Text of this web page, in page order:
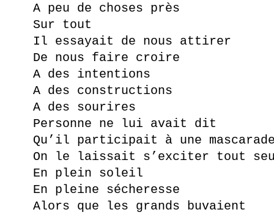
A peu de choses près
Sur tout
Il essayait de nous attirer
De nous faire croire
A des intentions
A des constructions
A des sourires
Personne ne lui avait dit
Qu’il participait à une
On le laissait s’exciter tout
En plein soleil
En pleine sécheresse
Alors que les grands buvaient